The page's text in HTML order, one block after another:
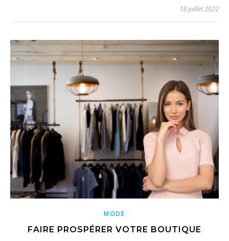
18 juillet 2022
MODE
FAIRE PROSPÉRER VOTRE BOUTIQUE